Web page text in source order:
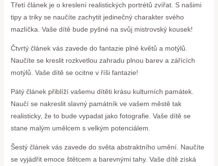
Třetí článek je o kreslení realistických portrétů zvířat. S našimi
tipy a triky se naučíte zachytit jedinečný charakter svého
mazlíčka. Vaše dítě bude pyšné na svůj mistrovský kousek!
Čtvrtý článek vás zavede do fantazie plné květů a motýlů.
Naučíte se kreslit rozkvetlou zahradu plnou barev a zářících
motýlů. Vaše dítě se ocitne v říši fantazie!
Pátý článek přiblíží vašemu dítěti krásu kulturních památek.
Naučí se nakreslit slavný památník ve vašem městě tak
realisticky, že to bude vypadat jako fotografie. Vaše dítě se
stane malým umělcem s velkým potenciálem.
Šestý článek vás zavede do světa abstraktního umění. Naučíte
se vyjádřit emoce štětcem a barevnými tahy. Vaše dítě získá